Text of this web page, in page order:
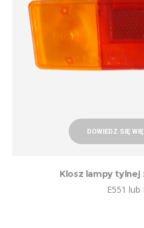
DOWIEDZ SIĘ
Klosz lampy tylnej
E551 lub